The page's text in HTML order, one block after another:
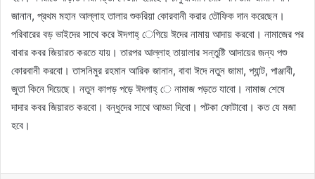
জানান, প্রথম মহান আল্লাহ তালার শুকরিয়া কোরবানী করার তৌফিক দান করেছেন।
পরিবারের বড় ভাইদের সাথে করে ঈদগাহ্ েগিয়ে ঈদের নামায় আদায় করবো। নামাজের পর
বাবার কবর জিয়ারত করতে যায়। তারপর আল্লাহ তায়ালার সন্তুষ্টি আদায়ের জন্য পশু
কোরবানী করবো। তাসনিমুর রহমান আরিক জানান, বাবা ঈদে নতুন জামা, প্যান্ট, পাঞ্জাবী,
জুতা কিনে দিয়েছে। নতুন কাপড় পড়ে ঈদগাহ্ ে নামাজ পড়তে যাবো। নামাজ শেষে
দাদার কবর জিয়ারত করবো। বন্ধুদের সাথে আড্ডা দিবো। পটকা ফোটাবো। কত যে মজা
হবে।